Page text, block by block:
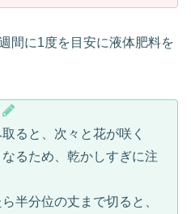
間に1度を目安に液体肥料を
ると、次々と花が咲く
るため、乾かしすぎに注
半分位の丈まで切ると、